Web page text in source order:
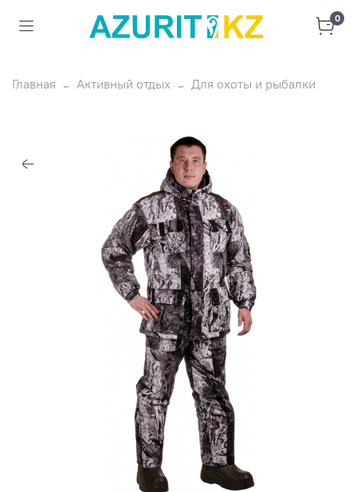
0
Главная Активный отдых Для охоты и рыбалки